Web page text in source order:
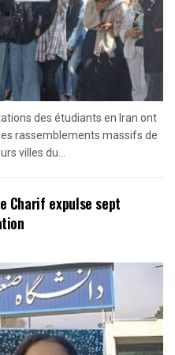
des étudiants en Iran ont
rassemblements massifs de
villes du...
Charif expulse sept